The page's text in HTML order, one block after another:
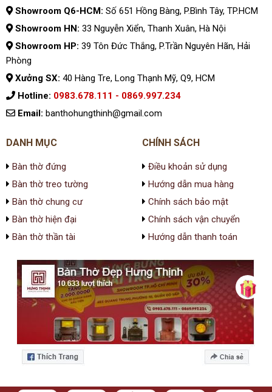
Showroom Q6-HCM: Số 651 Hồng Bàng, P.Bình Tây, TP.HCM
Showroom HN: 33 Nguyễn Xiển, Thanh Xuân, Hà Nội
Showroom HP: 39 Tôn Đức Thắng, P.Trần Nguyên Hãn, Hải
Phòng
Xưởng SX: 40 Hàng Tre, Long Thạnh Mỹ, Q9, HCM
Hotline: 0983.678.111 - 0869.997.234
Email: banthohungthinh@gmail.com
DANH MỤC
Bàn thờ đứng
Bàn thờ treo tường
Bàn thờ chung cư
Bàn thờ hiện đại
Bàn thờ thần tài
CHÍNH SÁCH
Điều khoản sử dụng
Hướng dẫn mua hàng
Chính sách bảo mật
Chính sách vận chuyển
Hướng dẫn thanh toán